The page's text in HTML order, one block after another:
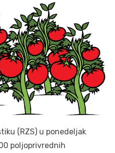
(RZS) u ponedeljak
poljoprivrednih